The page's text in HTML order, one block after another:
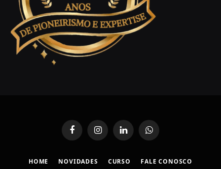
FacebookInstagramLinkedInWhatsApp
HOME NOVIDADES CURSO FALE CONOSCO